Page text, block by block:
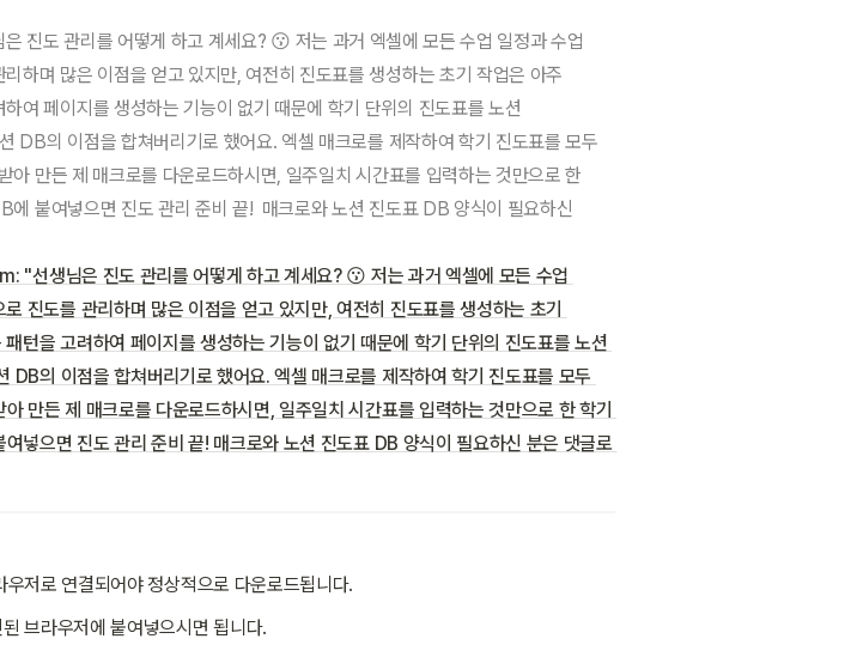
선생님은 진도 관리를 어떻게 하고 계세요? 😗 저는 과거 엑셀에 모든 수업
진도를 관리하며 많은 이점을 얻고 있지만, 여전히 진도표를 생성하는 초기
턴을 고려하여 페이지를 생성하는 기능이 없기 때문에 학기 단위의 진도표를 노션
DB의 이점을 합쳐버리기로 했어요. 엑셀 매크로를 제작하여 학기 진도표를 모두
만든 제 매크로를 다운로드하시면, 일주일치 시간표를 입력하는 것만으로 한 학기
넣으면 진도 관리 준비 끝! 매크로와 노션 진도표 DB 양식이 필요하신 분은 댓글로
저로 연결되어야 정상적으로 다운로드됩니다.
브라우저에 붙여넣으시면 됩니다.